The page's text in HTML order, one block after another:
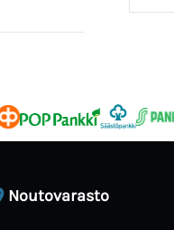
Noutovarasto